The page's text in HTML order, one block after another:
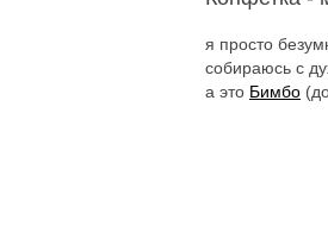
я просто
собираюсь с
а это Бимбо